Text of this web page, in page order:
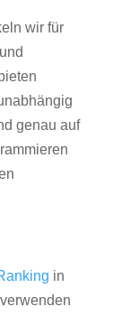
wir für
genau auf
in